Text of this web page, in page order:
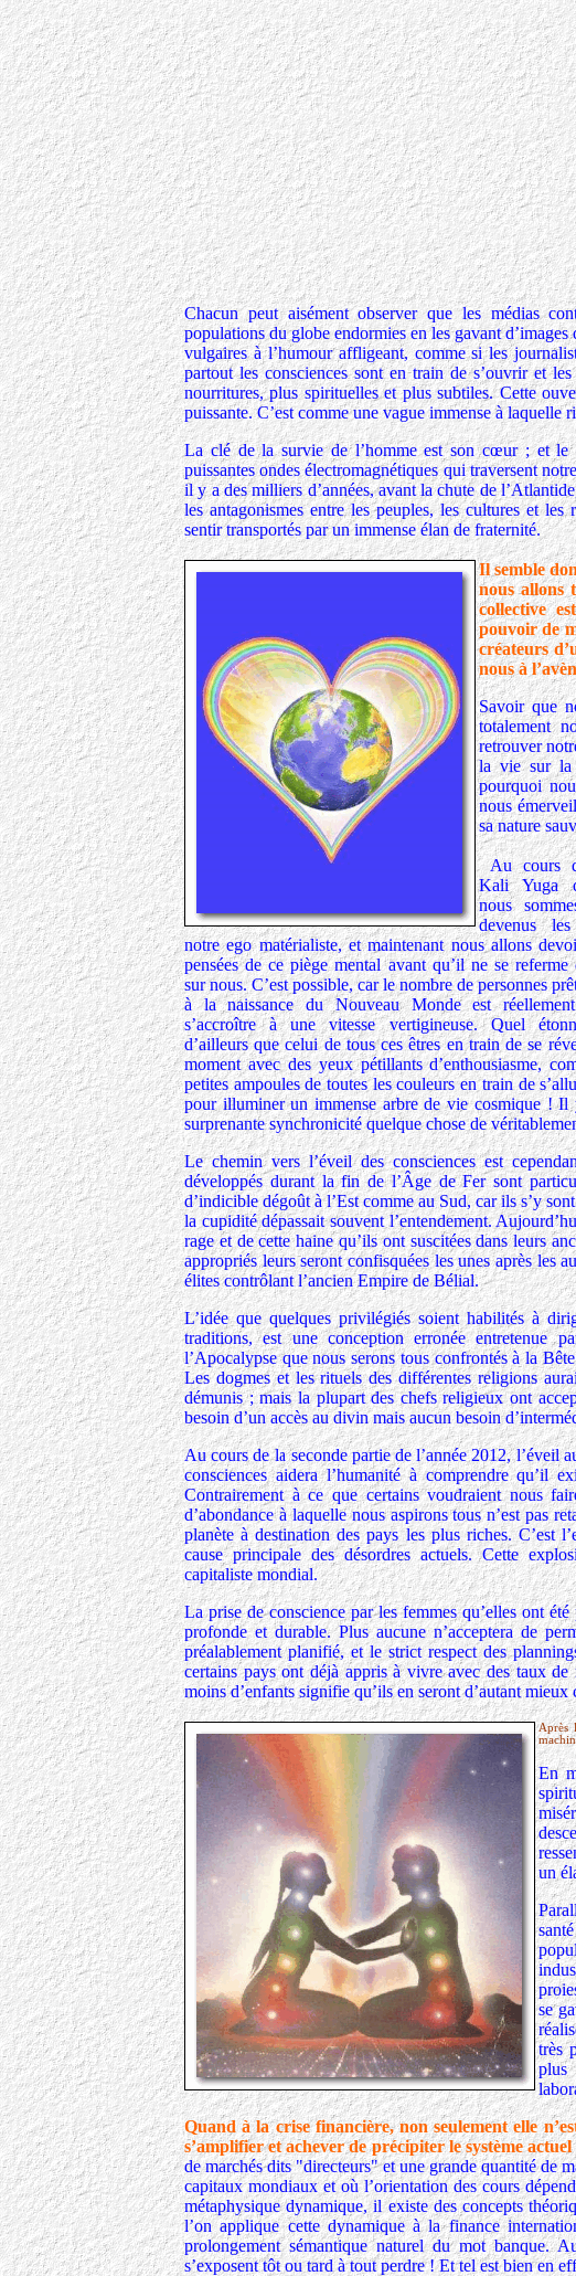
Chacun peut aisément observer que les médias
populations du globe endormies en les gavant
vulgaires à l’humour affligeant, comme si les
partout les consciences sont en train de s’ouvrir et
nourritures, plus spirituelles et plus subtiles. Cette
puissante. C’est comme une vague immense à laquelle
La clé de la survie de l’homme est son cœur ; et le
puissantes ondes électromagnétiques qui traversent
il y a des milliers d’années, avant la chute de
les antagonismes entre les peuples, les cultures et
sentir transportés par un immense élan de fraternité.
Il semble
nous allons
collective
pouvoir de
créateurs
nous à
Savoir que
totalement
retrouver
la vie sur la
pourquoi
nous
sa nature
Au cours
Kali Yuga
nous
devenus
notre ego matérialiste, et maintenant nous allons
pensées de ce piège mental avant qu’il ne se referme
sur nous. C’est possible, car le nombre de personnes
à la naissance du Nouveau Monde est
s’accroître à une vitesse vertigineuse. Quel
d’ailleurs que celui de tous ces êtres en train de se
moment avec des yeux pétillants d’enthousiasme,
petites ampoules de toutes les couleurs en train de
pour illuminer un immense arbre de vie cosmique ! Il
surprenante synchronicité quelque chose de
Le chemin vers l’éveil des consciences est
développés durant la fin de l’Âge de Fer sont
d’indicible dégoût à l’Est comme au Sud, car ils s’y
la cupidité dépassait souvent l’entendement.
rage et de cette haine qu’ils ont suscitées dans leurs
appropriés leurs seront confisquées les unes après les
élites contrôlant l’ancien Empire de Bélial.
L’idée que quelques privilégiés soient habilités à
traditions, est une conception erronée entretenue
l’Apocalypse que nous serons tous confrontés à la
Les dogmes et les rituels des différentes religions
démunis ; mais la plupart des chefs religieux ont
besoin d’un accès au divin mais aucun besoin
Au cours de la seconde partie de l’année 2012, l’éveil
consciences aidera l’humanité à comprendre qu’il
Contrairement à ce que certains voudraient nous
d’abondance à laquelle nous aspirons tous n’est pas
planète à destination des pays les plus riches. C’est
cause principale des désordres actuels. Cette
capitaliste mondial.
La prise de conscience par les femmes qu’elles ont
profonde et durable. Plus aucune n’acceptera de
préalablement planifié, et le strict respect des
certains pays ont déjà appris à vivre avec des taux
moins d’enfants signifie qu’ils en seront d’autant
Après
En
un
se
très
plus
Quand à la crise financière, non seulement elle
s’amplifier et achever de précipiter le système actuel
de marchés dits "directeurs" et une grande quantité de
capitaux mondiaux et où l’orientation des cours
métaphysique dynamique, il existe des concepts
l’on applique cette dynamique à la finance
prolongement sémantique naturel du mot banque.
s’exposent tôt ou tard à tout perdre ! Et tel est bien en